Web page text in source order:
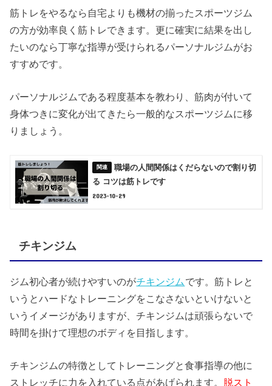
筋トレをやるなら自宅よりも機材の揃ったスポーツジム
の方が効率良く筋トレできます。更に確実に結果を出し
たいのなら丁寧な指導が受けられるパーソナルジムがお
すすめです。
パーソナルジムである程度基本を教わり、筋肉が付いて
身体つきに変化が出てきたら一般的なスポーツジムに移
りましょう。
職場の人間関係はくだらないので割り切
る コツは筋トレです
2023-10-29
チキンジム
ジム初心者が続けやすいのがチキンジム です。筋トレと
いうとハードなトレーニングをこなさないといけないと
いうイメージがありますが、チキンジムは頑張らないで
時間を掛けて理想のボディを目指します。
チキンジムの特徴としてトレーニングと食事指導の他に
ストレッチに力を入れている点があげられます。 脱スト